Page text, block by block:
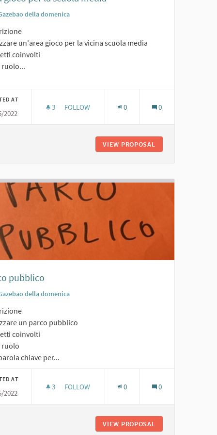
della domenica
un'area gioco per la vicina scuola media
coinvolti
ruolo...
AT
2022
3 3 FOLLOWERS
FOLLOW 0 0
VIEW PROPOSAL
pubblico
della domenica
un parco pubblico
coinvolti
ruolo
chiave per...
AT
2022
3 3 FOLLOWERS
FOLLOW 0 0
VIEW PROPOSAL